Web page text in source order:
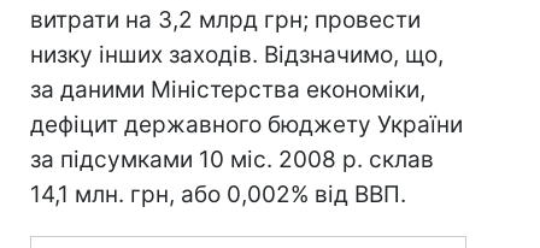
витрати на 3,2 млрд грн; провести
низку інших заходів. Відзначимо, що,
за даними Міністерства економіки,
дефіцит державного бюджету України
за підсумками 10 міс. 2008 р. склав
14,1 млн. грн, або 0,002% від ВВП.